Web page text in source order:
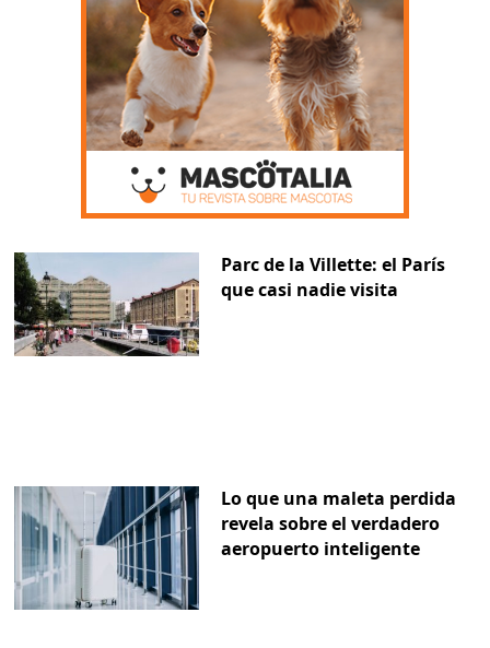
Parc de la Villette: el París
que casi nadie visita
Lo que una maleta perdida
revela sobre el verdadero
aeropuerto inteligente